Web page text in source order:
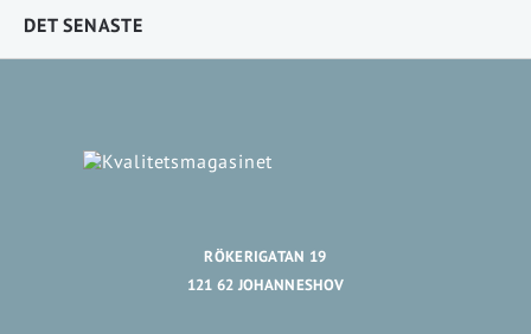
DET SENASTE
RÖKERIGATAN 19
121 62 JOHANNESHOV